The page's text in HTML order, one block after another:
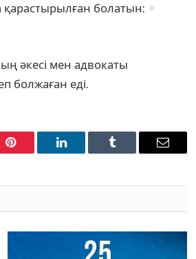
болатын:
әкесі мен адвокаты
болжаған еді.
Pinterest LinkedIn Tumblr Email